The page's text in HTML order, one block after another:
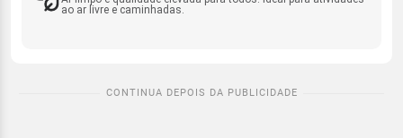
ao ar livre e caminhadas.